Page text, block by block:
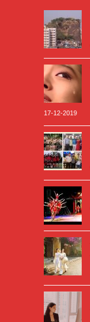
17-12-2019